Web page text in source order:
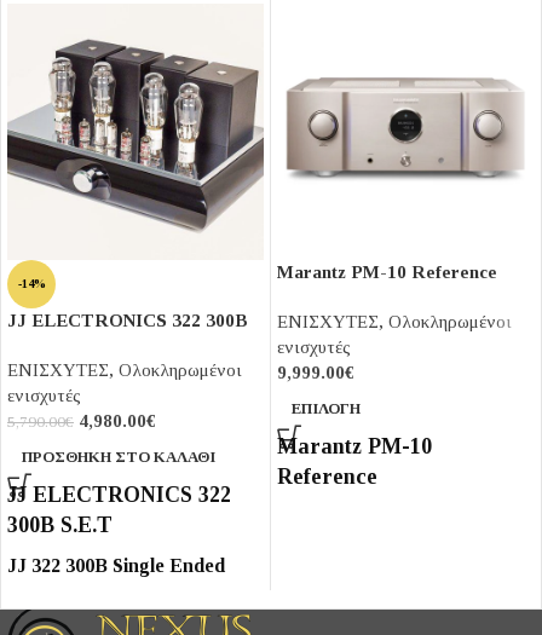
-14%
JJ ELECTRONICS 322 300B
ΕΝΙΣΧΥΤΕΣ, Ολοκληρωμένοι
ενισχυτές
5,790.00€ 4,980.00€
ΠΡΟΣΘΉΚΗ ΣΤΟ ΚΑΛΆΘΙ
JJ ELECTRONICS 322
300B S.E.T
JJ 322 300B Single Ended
Ολοκληρωμένος ενισχυτής
Marantz PM-10 Reference
ΕΝΙΣΧΥΤΕΣ, Ολοκληρωμένοι
ενισχυτές
9,999.00€
ΕΠΙΛΟΓΉ
Marantz PM-10
Reference